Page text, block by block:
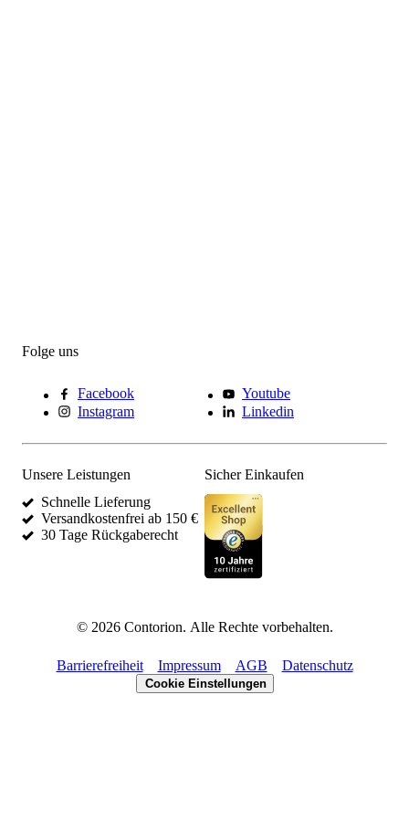
Folge uns
Facebook
Youtube
Instagram
Linkedin
Unsere Leistungen
Schnelle Lieferung
Versandkostenfrei ab 150 €
30 Tage Rückgaberecht
Sicher Einkaufen
© 2026Contorion. Alle Rechte vorbehalten.
Barrierefreiheit Impressum AGB Datenschutz
Cookie Einstellungen